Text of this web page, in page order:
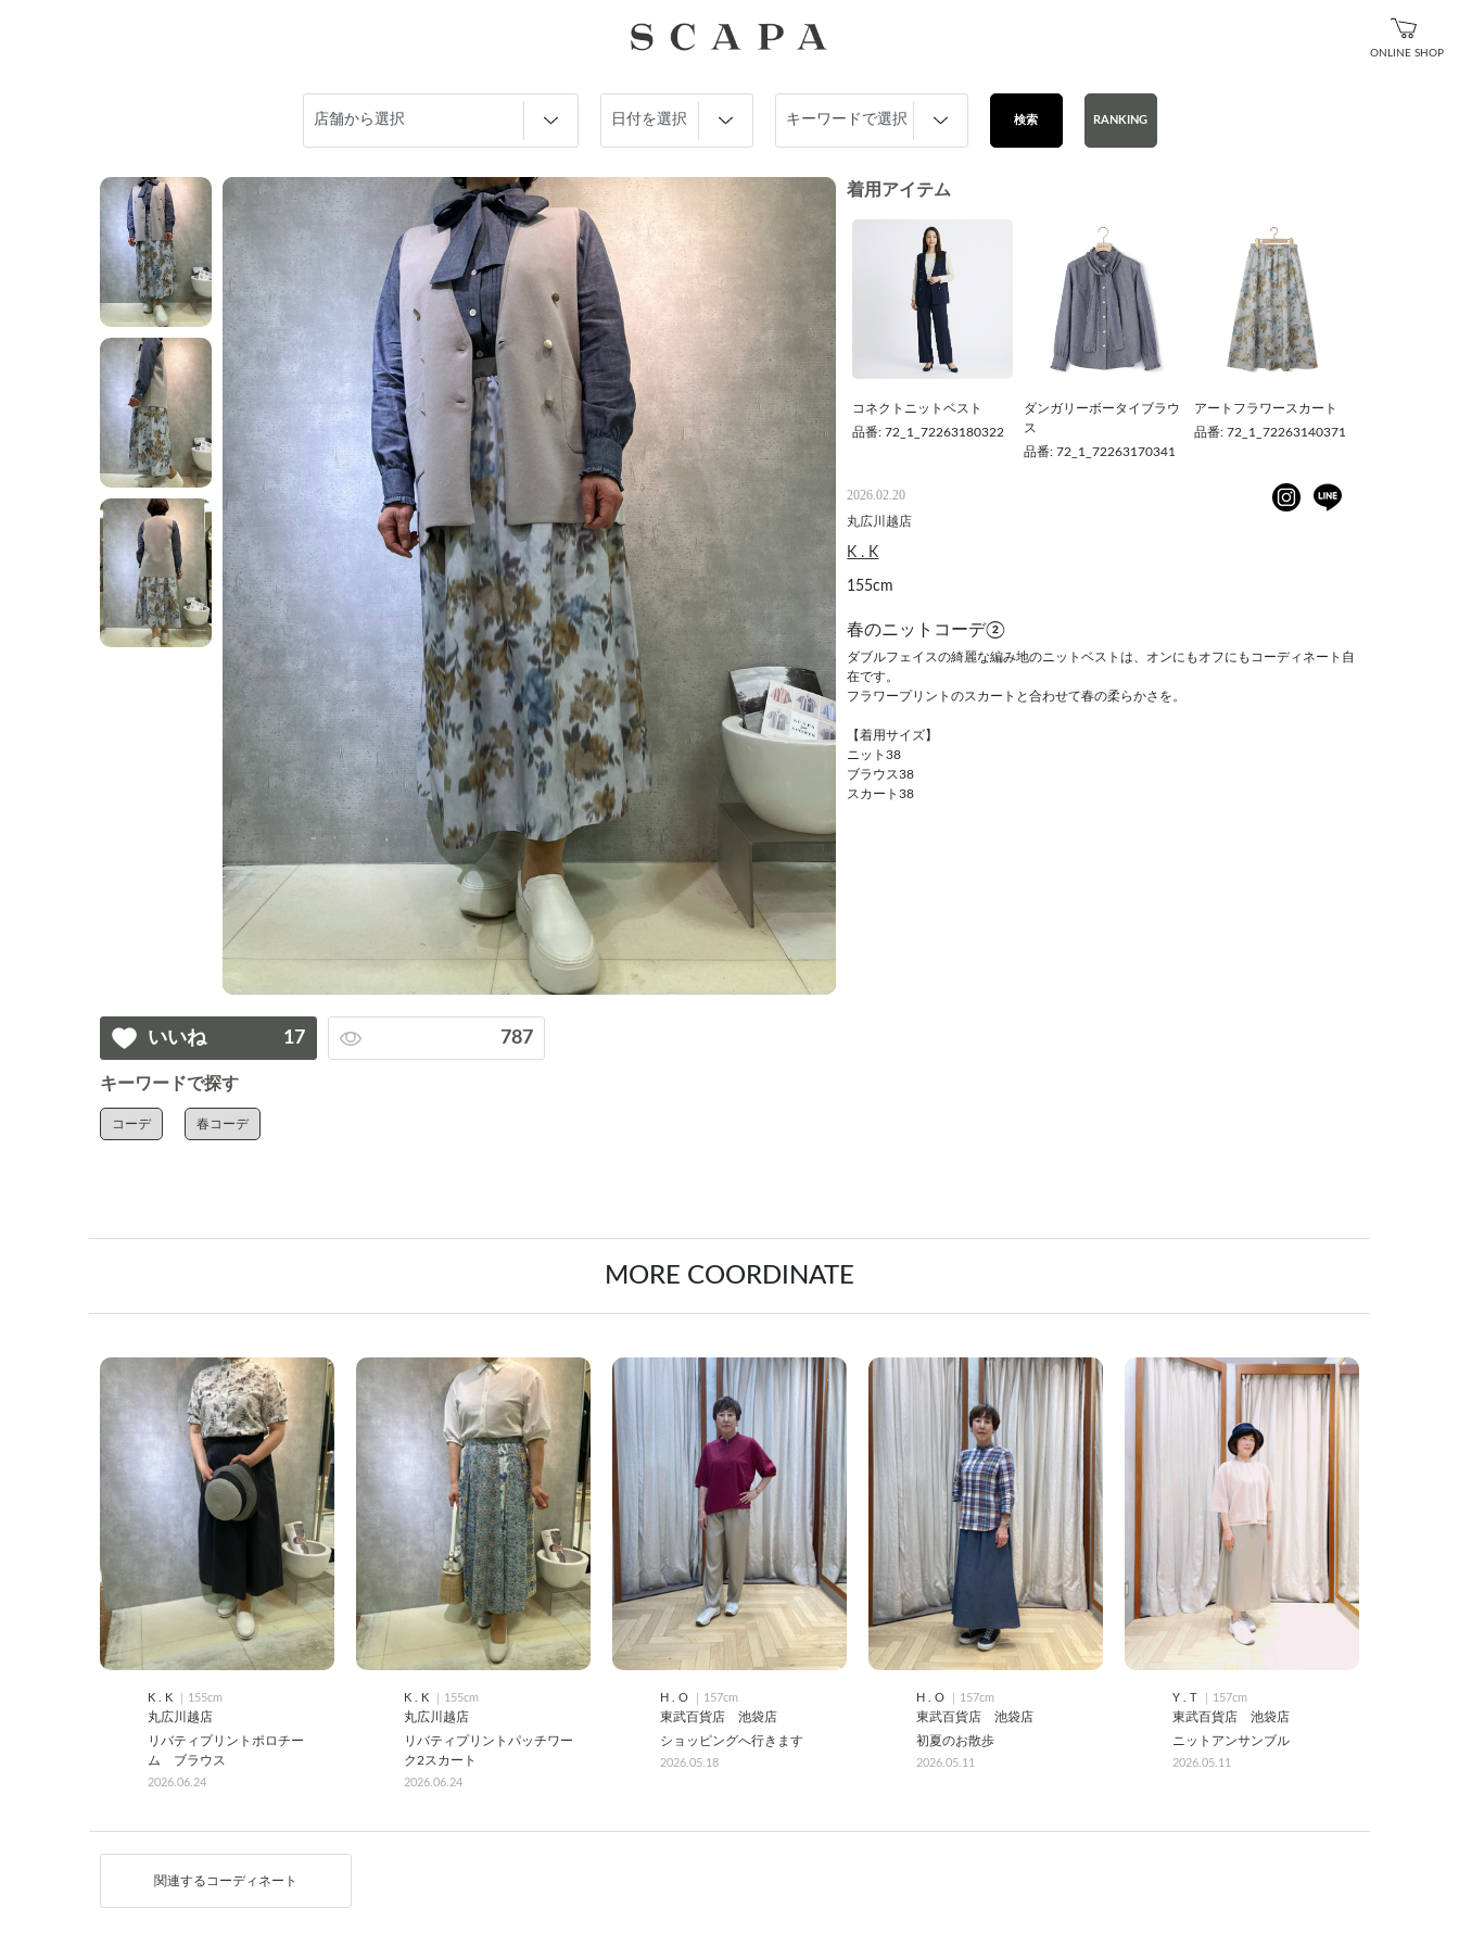
ONLINE SHOP
検索 RANKING
いいね 17 787
キーワードで探す
コーデ 春コーデ
着用アイテム
コネクトニットベスト
品番: 72_1_72263180322
ダンガリーボータイブラウ
ス
品番: 72_1_72263170341
アートフラワースカート
品番: 72_1_72263140371
2026.02.20
丸広川越店
K . K
155cm
春のニットコーデ②
ダブルフェイスの綺麗な編み地のニットベストは、オンにもオフにもコーディネート自
在です。
フラワープリントのスカートと合わせて春の柔らかさを。
【着用サイズ】
ニット38
ブラウス38
スカート38
MORE COORDINATE
K . K ｜155cm
丸広川越店
リバティプリントポロチー
ム ブラウス
2026.06.24
K . K ｜155cm
丸広川越店
リバティプリントパッチワー
ク2スカート
2026.06.24
H . O ｜157cm
東武百貨店 池袋店
ショッピングへ行きます
2026.05.18
H . O ｜157cm
東武百貨店 池袋店
初夏のお散歩
2026.05.11
Y . T ｜157cm
東武百貨店 池袋店
ニットアンサンブル
2026.05.11
関連するコーディネート